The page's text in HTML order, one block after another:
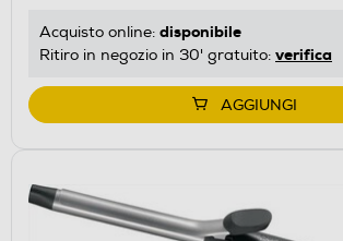
Acquisto online: disponibile
Ritiro in negozio in 30' gratuito: verifica
AGGIUNGI